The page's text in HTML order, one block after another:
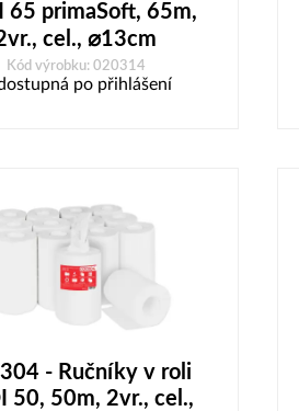
65 primaSoft, 65m,
cel., ⌀13cm
Kód výrobku: 020314
po přihlášení
- Ručníky v roli
50, 50m, 2vr., cel.,